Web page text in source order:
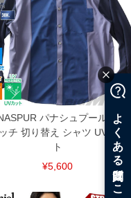
パナシュプール スト
チ 切り替え シャツ UVカッ
ト
¥5,600